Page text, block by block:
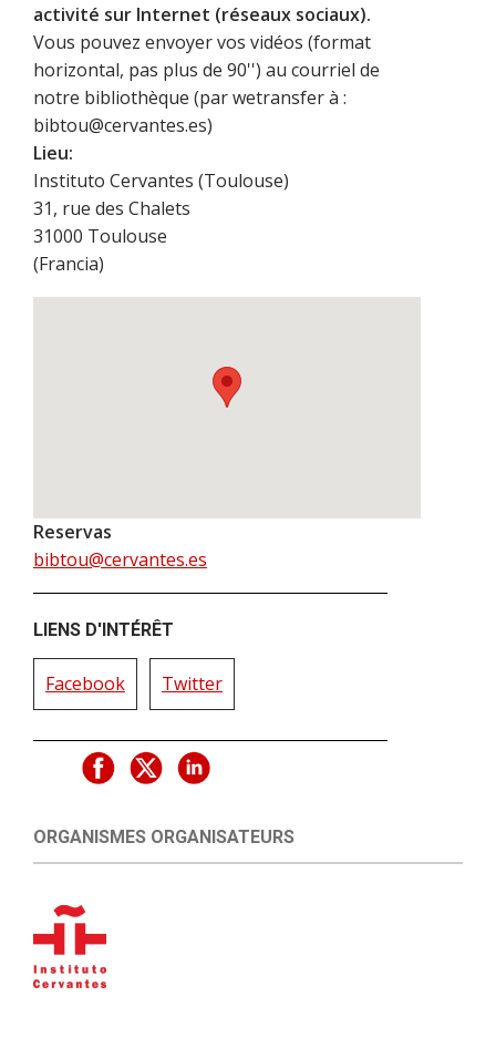
activité sur Internet (réseaux sociaux).
Vous pouvez envoyer vos vidéos (format
horizontal, pas plus de 90'') au courriel de
notre bibliothèque (par wetransfer à :
bibtou@cervantes.es)
Lieu:
Instituto Cervantes (Toulouse)
31, rue des Chalets
31000 Toulouse
(Francia)
Reservas
bibtou@cervantes.es
LIENS D'INTÉRÊT
Facebook Twitter
ORGANISMES ORGANISATEURS